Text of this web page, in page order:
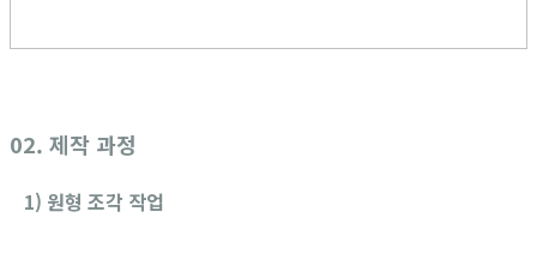
02. 제작 과정
1) 원형 조각 작업